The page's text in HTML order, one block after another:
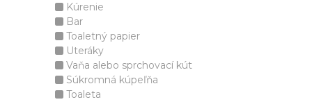
Kúrenie
Bar
Toaletný papier
Uteráky
Vaňa alebo sprchovací kút
Súkromná kúpeľňa
Toaleta